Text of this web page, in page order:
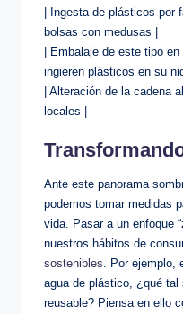
| Ingesta de plásticos por
bolsas con medusas |
| Embalaje de este tipo
ingieren plásticos en su
| Alteración de la cadena
locales |
Ante este panorama
podemos tomar medidas
vida. Pasar a un enfoque
nuestros hábitos de
sostenibles . Por
agua de plástico, ¿qué
reusable? Piensa en ello